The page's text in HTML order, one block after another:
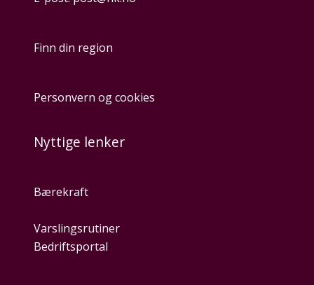
Finn din region
Personvern og cookies
Nyttige lenker
Bærekraft
Varslingsrutiner
Bedriftsportal